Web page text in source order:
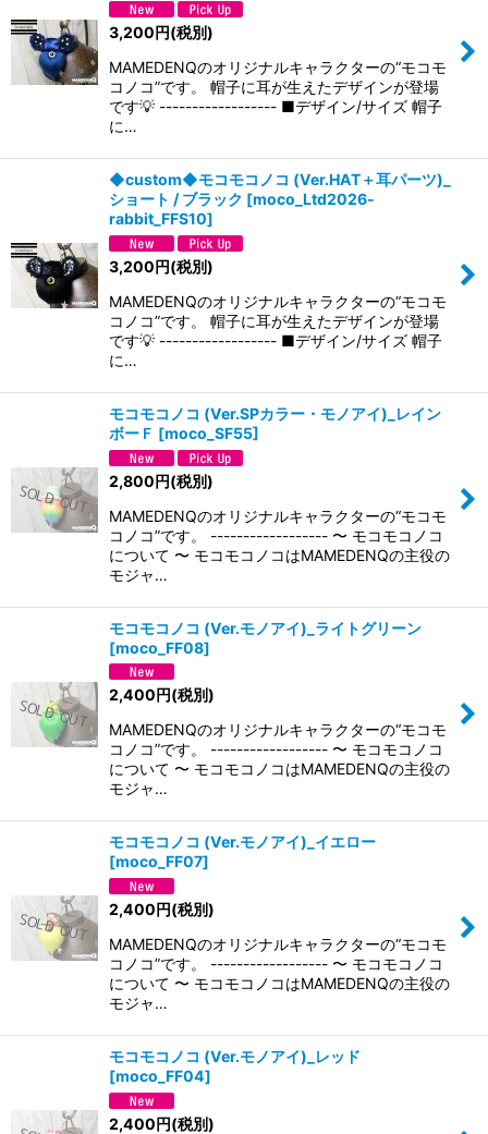
3,200円(税別)
MAMEDENQのオリジナルキャラクターの“モコモ
コノコ”です。 帽子に耳が生えたデザインが登場
です💡 ------------------ ■デザイン/サイズ 帽子
に…
◆custom◆モコモコノコ (Ver.HAT＋耳パーツ)_
ショート / ブラック [moco_Ltd2026-
rabbit_FFS10]
3,200円(税別)
MAMEDENQのオリジナルキャラクターの“モコモ
コノコ”です。 帽子に耳が生えたデザインが登場
です💡 ------------------ ■デザイン/サイズ 帽子
に…
モコモコノコ (Ver.SPカラー・モノアイ)_レイン
ボーＦ [moco_SF55]
2,800円(税別)
MAMEDENQのオリジナルキャラクターの“モコモ
コノコ”です。 ------------------ 〜 モコモコノコ
について 〜 モコモコノコはMAMEDENQの主役の
モジャ…
モコモコノコ (Ver.モノアイ)_ライトグリーン
[moco_FF08]
2,400円(税別)
MAMEDENQのオリジナルキャラクターの“モコモ
コノコ”です。 ------------------ 〜 モコモコノコ
について 〜 モコモコノコはMAMEDENQの主役の
モジャ…
モコモコノコ (Ver.モノアイ)_イエロー
[moco_FF07]
2,400円(税別)
MAMEDENQのオリジナルキャラクターの“モコモ
コノコ”です。 ------------------ 〜 モコモコノコ
について 〜 モコモコノコはMAMEDENQの主役の
モジャ…
モコモコノコ (Ver.モノアイ)_レッド
[moco_FF04]
2,400円(税別)